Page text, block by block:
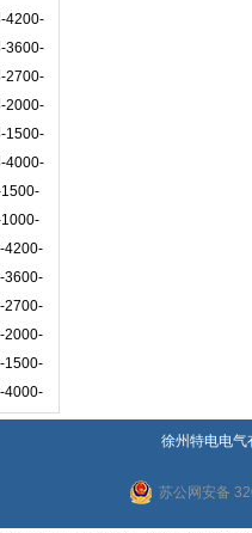
4200-
3600-
2700-
2000-
1500-
4000-
4200-
3600-
2700-
2000-
1500-
4000-
徐州特电电气
苏公网安备